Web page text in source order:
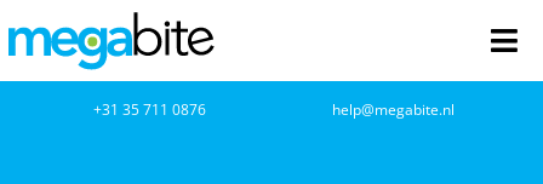
naar
inhoud
+31 35 711 0876 help@megabite.nl